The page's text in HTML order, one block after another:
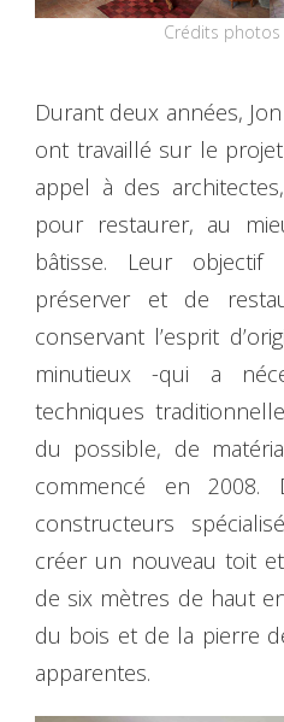
Crédits
Durant deux années,
ont travaillé sur le
appel à des
pour restaurer, au
bâtisse. Leur
préserver et de
conservant l’esprit
minutieux -qui a
techniques
du possible, de
commencé en 2008.
constructeurs
créer un nouveau toit
de six mètres de haut
du bois et de la pierre
apparentes.